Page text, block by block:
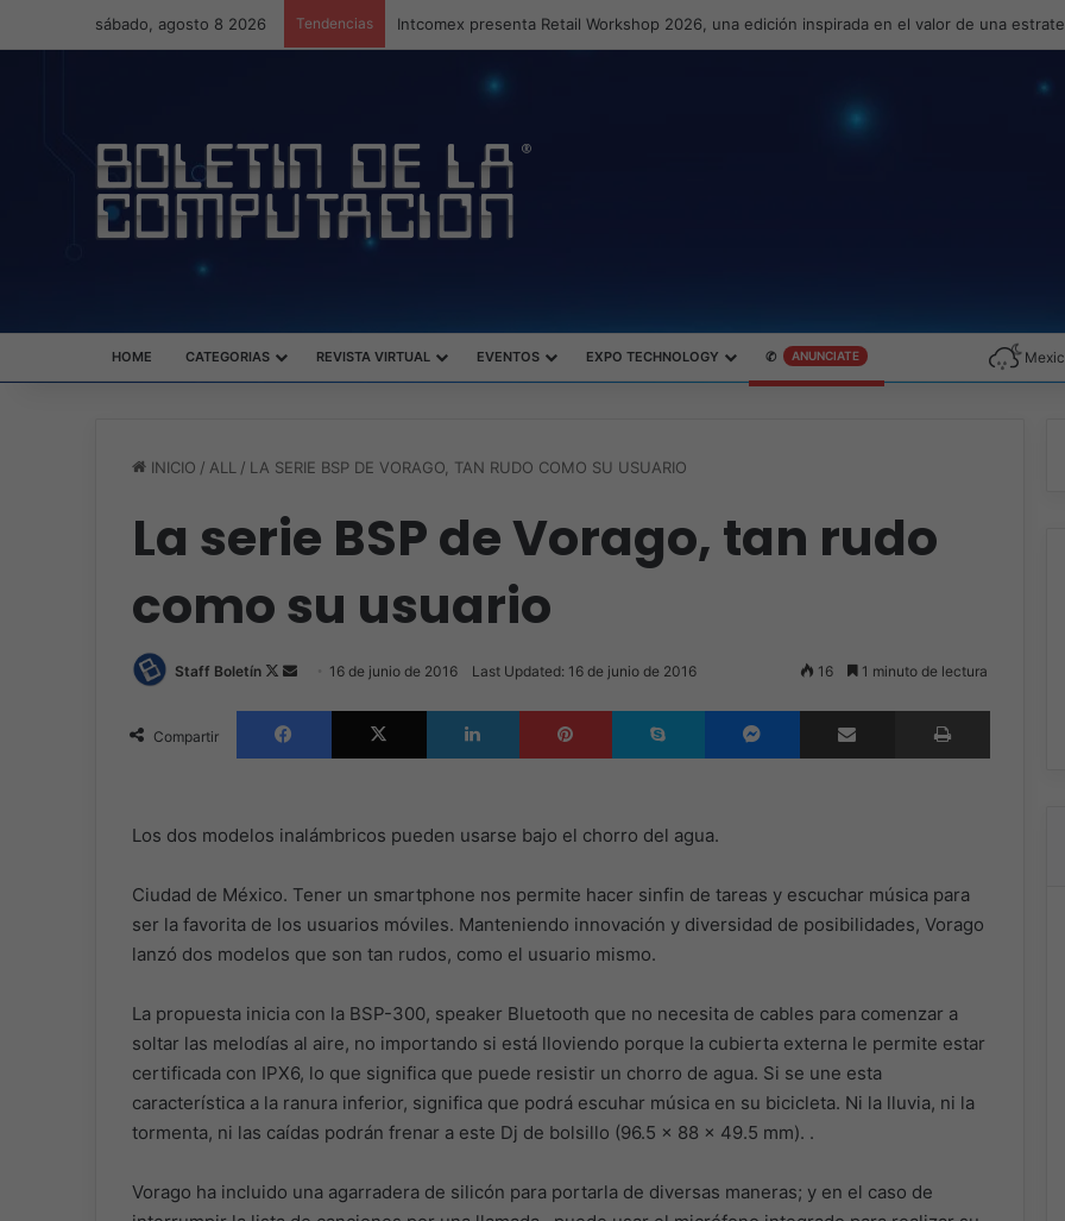
sábado, agosto 8 2026 Tendencias Intcomex presenta Retail Workshop 2026, una edición inspirada en el valor de una
HOME CATEGORIAS REVISTA VIRTUAL EVENTOS EXPO TECHNOLOGY ✆ ANUNCIATE
INICIO / ALL / LA SERIE BSP DE VORAGO, TAN RUDO COMO SU USUARIO
La serie BSP de Vorago, tan rudo
como su usuario
Staff Boletín
Follow
X
Send 16 de junio de 2016 Last Updated: 16 de junio de 2016 16 1 minuto de lectura
Compartir
Facebook X LinkedIn Pinterest Skype Messenger Compartir por correo electrónico Imprimir
Los dos modelos inalámbricos pueden usarse bajo el chorro del agua.
Ciudad de México. Tener un smartphone nos permite hacer sinfin de tareas y escuchar música para
ser la favorita de los usuarios móviles. Manteniendo innovación y diversidad de posibilidades, Vorago
lanzó dos modelos que son tan rudos, como el usuario mismo.
La propuesta inicia con la BSP-300, speaker Bluetooth que no necesita de cables para comenzar a
soltar las melodías al aire, no importando si está lloviendo porque la cubierta externa le permite estar
certificada con IPX6, lo que significa que puede resistir un chorro de agua. Si se une esta
característica a la ranura inferior, significa que podrá escuhar música en su bicicleta. Ni la lluvia, ni la
tormenta, ni las caídas podrán frenar a este Dj de bolsillo (96.5 x 88 x 49.5 mm). .
Vorago ha incluido una agarradera de silicón para portarla de diversas maneras; y en el caso de